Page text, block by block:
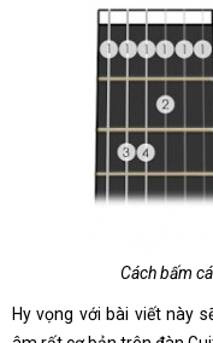
Cách bấm
Hy vọng với bài viết này